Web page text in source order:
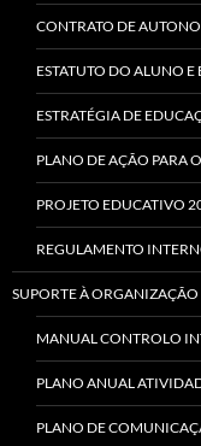
CONTRATO DE
ESTATUTO DO ALUNO E
ESTRATÉGIA DE
PLANO DE AÇÃO PARA
PROJETO EDUCATIVO
REGULAMENTO
SUPORTE À ORGANIZAÇÃO
MANUAL CONTROLO
PLANO ANUAL
PLANO DE